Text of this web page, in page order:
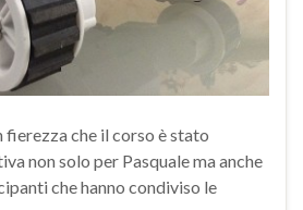
fierezza che il corso è stato
non solo per Pasquale ma anche
che hanno condiviso le